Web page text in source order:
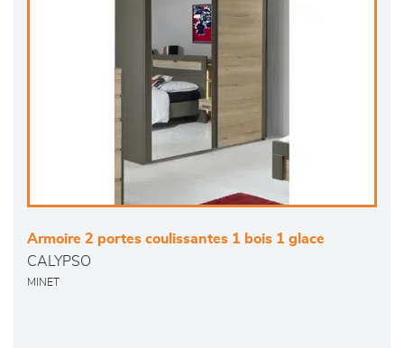
Armoire 2 portes coulissantes 1 bois 1 glace
CALYPSO
MINET